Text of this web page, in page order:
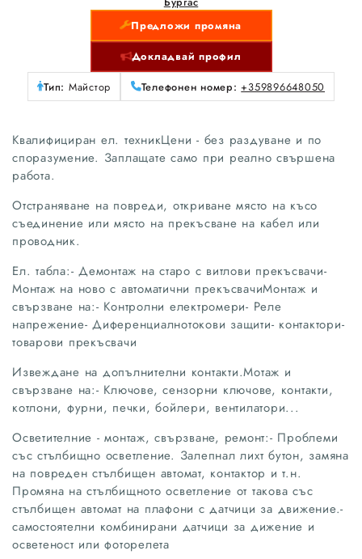
Предложи промяна
Докладвай профил
Тип: Майстор Телефонен номер: +359896648050
Квалифициран ел. техникЦени - без раздуване и по
споразумение. Заплащате само при реално свършена
работа.
Отстраняване на повреди, откриване място на късо
съединение или място на прекъсване на кабел или
проводник.
Ел. табла:- Демонтаж на старо с витлови прекъсвачи-
Монтаж на ново с автоматични прекъсвачиМонтаж и
свързване на:- Контролни електромери- Реле
напрежение- Диференциалнотокови защити- контактори-
товарови прекъсвачи
Извеждане на допълнителни контакти.Мотаж и
свързване на:- Ключове, сензорни ключове, контакти,
котлони, фурни, печки, бойлери, вентилатори...
Осветителние - монтаж, свързване, ремонт:- Проблеми
със стълбищно осветление. Залепнал лихт бутон, замяна
на повреден стълбищен автомат, контактор и т.н.
Промяна на стълбищното осветление от такова със
стълбищен автомат на плафони с датчици за движение.-
самостоятелни комбинирани датчици за дижение и
осветеност или фоторелета